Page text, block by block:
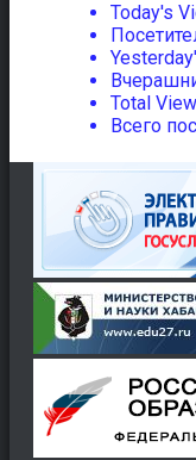
Today's
Total
Всего